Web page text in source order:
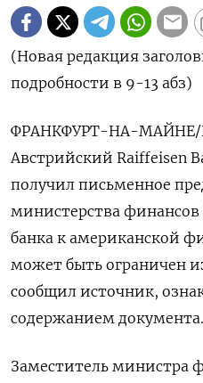
(Новая редакция
подробности в 9-13 абз)
ФРАНКФУРТ-НА-МАЙНЕ/
Австрийский Raiffeisen
получил письменное
министерства
банка к американской
может быть ограничен
сообщил источник,
содержанием документа.
Заместитель министра